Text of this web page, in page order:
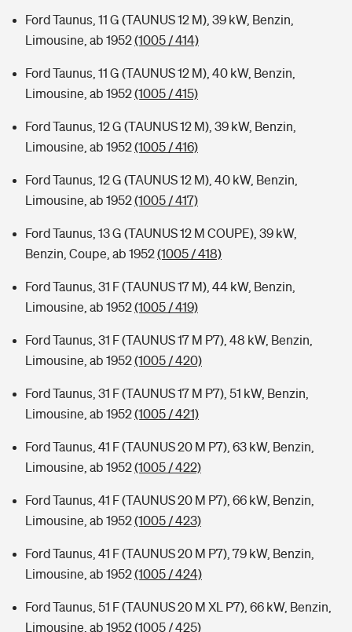
Ford Taunus, 11 G (TAUNUS 12 M), 39 kW, Benzin,
Limousine, ab 1952(1005 / 414)
Ford Taunus, 11 G (TAUNUS 12 M), 40 kW, Benzin,
Limousine, ab 1952(1005 / 415)
Ford Taunus, 12 G (TAUNUS 12 M), 39 kW, Benzin,
Limousine, ab 1952(1005 / 416)
Ford Taunus, 12 G (TAUNUS 12 M), 40 kW, Benzin,
Limousine, ab 1952(1005 / 417)
Ford Taunus, 13 G (TAUNUS 12 M COUPE), 39 kW,
Benzin, Coupe, ab 1952(1005 / 418)
Ford Taunus, 31 F (TAUNUS 17 M), 44 kW, Benzin,
Limousine, ab 1952(1005 / 419)
Ford Taunus, 31 F (TAUNUS 17 M P7), 48 kW, Benzin,
Limousine, ab 1952(1005 / 420)
Ford Taunus, 31 F (TAUNUS 17 M P7), 51 kW, Benzin,
Limousine, ab 1952(1005 / 421)
Ford Taunus, 41 F (TAUNUS 20 M P7), 63 kW, Benzin,
Limousine, ab 1952(1005 / 422)
Ford Taunus, 41 F (TAUNUS 20 M P7), 66 kW, Benzin,
Limousine, ab 1952(1005 / 423)
Ford Taunus, 41 F (TAUNUS 20 M P7), 79 kW, Benzin,
Limousine, ab 1952(1005 / 424)
Ford Taunus, 51 F (TAUNUS 20 M XL P7), 66 kW, Benzin,
Limousine, ab 1952(1005 / 425)